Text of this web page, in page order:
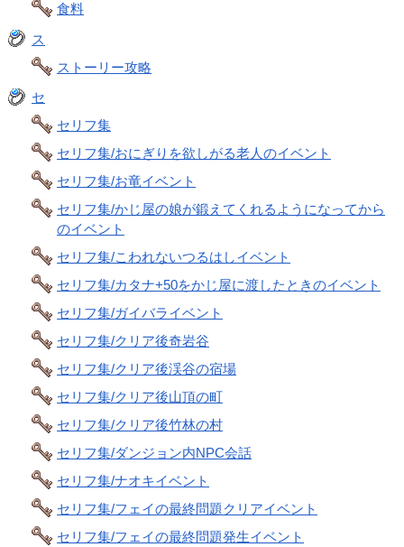
食料
ス
ストーリー攻略
セ
セリフ集
セリフ集/おにぎりを欲しがる老人のイベント
セリフ集/お竜イベント
セリフ集/かじ屋の娘が鍛えてくれるようになってから
のイベント
セリフ集/こわれないつるはしイベント
セリフ集/カタナ+50をかじ屋に渡したときのイベント
セリフ集/ガイバライベント
セリフ集/クリア後奇岩谷
セリフ集/クリア後渓谷の宿場
セリフ集/クリア後山頂の町
セリフ集/クリア後竹林の村
セリフ集/ダンジョン内NPC会話
セリフ集/ナオキイベント
セリフ集/フェイの最終問題クリアイベント
セリフ集/フェイの最終問題発生イベント